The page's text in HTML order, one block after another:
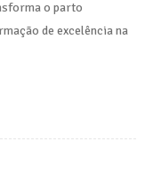
o parto
de excelência na